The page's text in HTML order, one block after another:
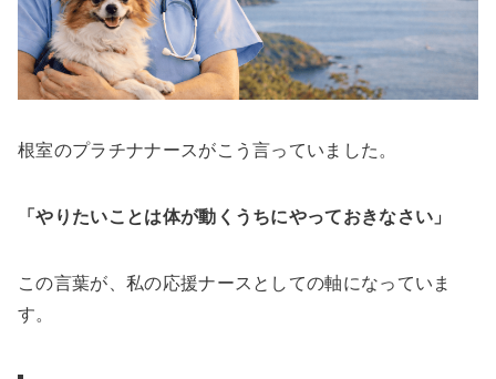
根室のプラチナナースがこう言っていました。
「やりたいことは体が動くうちにやっておきなさい」
この言葉が、私の応援ナースとしての軸になっていま
す。